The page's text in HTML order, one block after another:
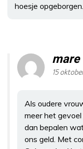
hoesje opgeborgen.
mare
15
Als oudere
meer het
dan bepalen
ons geld. Met